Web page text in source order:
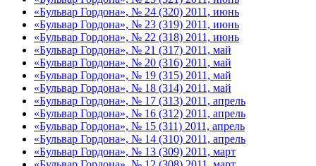
«Бульвар Гордона», № 24 (320) 2011, июнь
«Бульвар Гордона», № 23 (319) 2011, июнь
«Бульвар Гордона», № 22 (318) 2011, июнь
«Бульвар Гордона», № 21 (317) 2011, май
«Бульвар Гордона», № 20 (316) 2011, май
«Бульвар Гордона», № 19 (315) 2011, май
«Бульвар Гордона», № 18 (314) 2011, май
«Бульвар Гордона», № 17 (313) 2011, апрель
«Бульвар Гордона», № 16 (312) 2011, апрель
«Бульвар Гордона», № 15 (311) 2011, апрель
«Бульвар Гордона», № 14 (310) 2011, апрель
«Бульвар Гордона», № 13 (309) 2011, март